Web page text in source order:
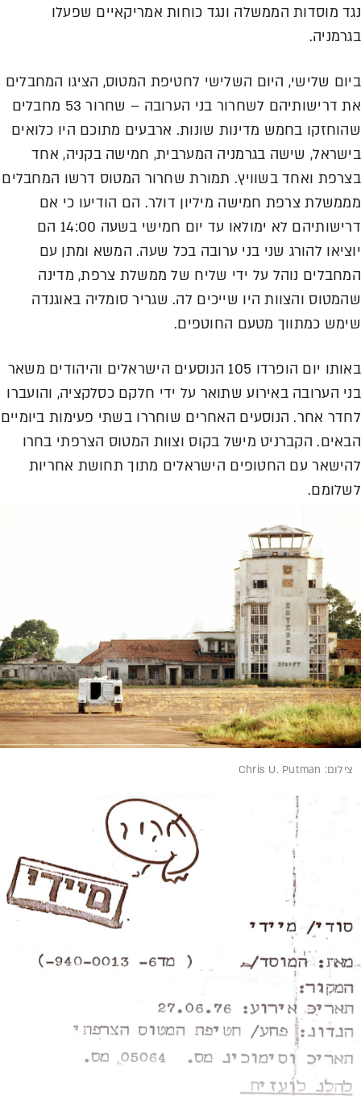
נגד מוסדות הממשלה ונגד כוחות אמריקאיים שפעלו
בגרמניה.
ביום שלישי, היום השלישי לחטיפת המטוס, הציגו המחבלים
את דרישותיהם לשחרור בני הערובה – שחרור 53 מחבלים
שהוחזקו בחמש מדינות שונות. ארבעים מתוכם היו כלואים
בישראל, שישה בגרמניה המערבית, חמישה בקניה, אחד
בצרפת ואחד בשוויץ. תמורת שחרור המטוס דרשו המחבלים
מממשלת צרפת חמישה מיליון דולר. הם הודיעו כי אם
דרישותיהם לא ימולאו עד יום חמישי בשעה 14:00 הם
יוציאו להורג שני בני ערובה בכל שעה. המשא ומתן עם
המחבלים נוהל על ידי שליח של ממשלת צרפת, מדינה
שהמטוס והצוות היו שייכים לה. שגריר סומליה באוגנדה
שימש כמתווך מטעם החוטפים.
באותו יום הופרדו 105 הנוסעים הישראלים והיהודים משאר
בני הערובה באירוע שתואר על ידי חלקם כסלקציה, והועברו
לחדר אחר. הנוסעים האחרים שוחררו בשתי פעימות ביומיים
הבאים. הקברניט מישל בקוס וצוות המטוס הצרפתי בחרו
להישאר עם החטופים הישראלים מתוך תחושת אחריות
לשלומם.
צילום: Chris U. Putman